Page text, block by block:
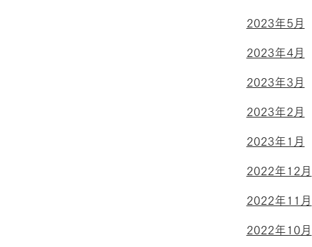
2023年5月
2023年4月
2023年3月
2023年2月
2023年1月
2022年12月
2022年11月
2022年10月